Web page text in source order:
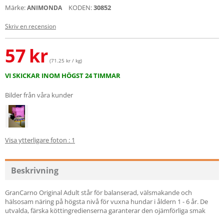
Märke:ANIMONDA KODEN:30852
Skriv en recension
57kr (71.25 kr / kg)
VI SKICKAR INOM HÖGST 24 TIMMAR
Bilder från våra kunder
Visa ytterligare foton : 1
Beskrivning
GranCarno Original Adult står för balanserad, välsmakande och
hälsosam näring på högsta nivå för vuxna hundar i åldern 1 - 6 år. De
utvalda, färska köttingredienserna garanterar den ojämförliga smak